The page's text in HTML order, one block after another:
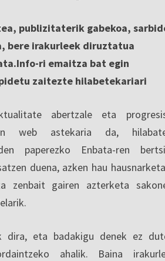
publizitaterik gabekoa,
bere irakurleek diruztatua
ri emaitza bat egin
zaitezte hilabetekariari
abertzale eta
web astekaria da,
paperezko Enbata-ren
duena, azken hau
zenbait gairen azterketa
dira, eta badakigu denek ez
ahalik. Baina